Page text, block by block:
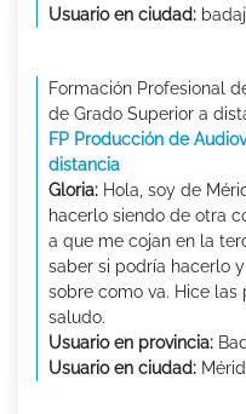
Usuario en ciudad:
Formación Profesional
de Grado Superior a
FP Producción de
distancia
Gloria: Hola, soy de
hacerlo siendo de otra
a que me cojan en la
saber si podría hacerlo
sobre como va. Hice las
saludo.
Usuario en provincia:
Usuario en ciudad: